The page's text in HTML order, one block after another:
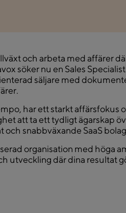
och arbeta med affärer
söker nu en Sales
säljare med
har ett starkt affärsfokus
att ta ett tydligt ägarskap
snabbväxande SaaS
organisation med höga
utveckling där dina resultat